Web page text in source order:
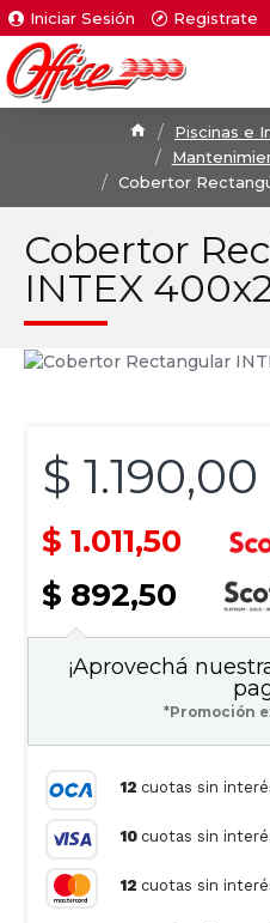
Iniciar Sesión Registrate
Piscinas e
Cobertor
Cobertor
INTEX
$ 1.190,00
$ 1.011,50
$ 892,50
¡Aprovechá
*Promoción
12 cuotas sin
10 cuotas sin
12 cuotas sin